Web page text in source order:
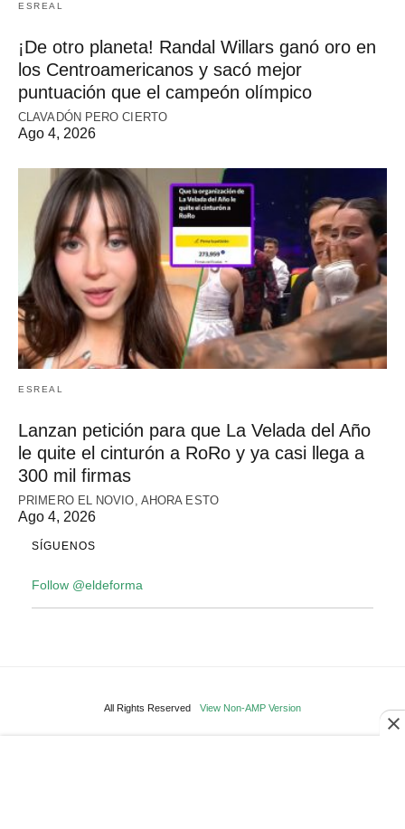
ESREAL
¡De otro planeta! Randal Willars ganó oro en
los Centroamericanos y sacó mejor
puntuación que el campeón olímpico
CLAVADÓN PERO CIERTO
Ago 4, 2026
ESREAL
Lanzan petición para que La Velada del Año
le quite el cinturón a RoRo y ya casi llega a
300 mil firmas
PRIMERO EL NOVIO, AHORA ESTO
Ago 4, 2026
SÍGUENOS
Follow @eldeforma
All Rights Reserved View Non-AMP Version